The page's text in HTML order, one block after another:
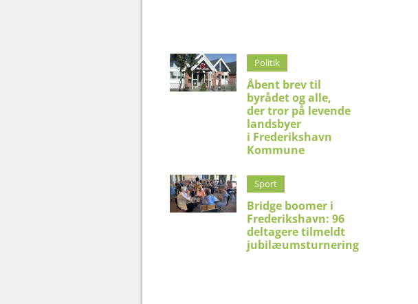
Politik
Åbent brev til
byrådet og alle,
der tror på levende
landsbyer
i Frederikshavn
Kommune
Sport
Bridge boomer i
Frederikshavn: 96
deltagere tilmeldt
jubilæumsturnering